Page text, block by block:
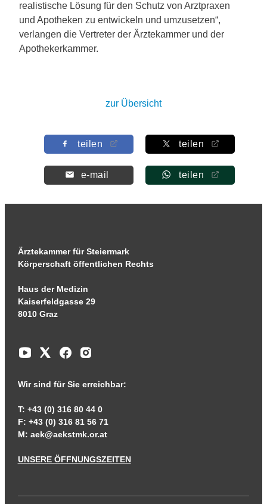
realistische Lösung für den Schutz von Arztpraxen
und Apotheken zu entwickeln und umzusetzen“,
verlangen die Vertreter der Ärztekammer und der
Apothekerkammer.
zur Übersicht
teilen teilen
e-mail teilen
Ärztekammer für Steiermark
Körperschaft öffentlichen Rechts
Haus der Medizin
Kaiserfeldgasse 29
8010 Graz
Wir sind für Sie erreichbar:
T: +43 (0) 316 80 44 0
F: +43 (0) 316 81 56 71
M: aek@aekstmk.or.at
UNSERE ÖFFNUNGSZEITEN